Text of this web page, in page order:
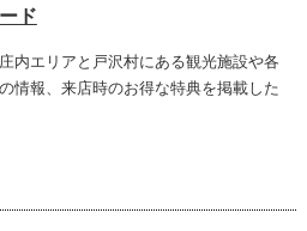
ド
内エリアと戸沢村にある観光施設や各
情報、来店時のお得な特典を掲載した